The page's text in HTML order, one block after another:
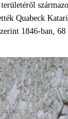
Quabeck
1846-ban, 68